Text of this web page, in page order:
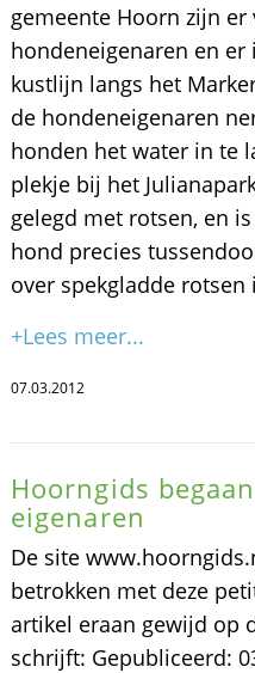
gemeente Hoorn zijn er
hondeneigenaren en er
kustlijn langs het
de hondeneigenaren
honden het water in te
plekje bij het
gelegd met rotsen, en
hond precies
over spekgladde rotsen
+Lees meer...
07.03.2012
Hoorngids
eigenaren
De site
betrokken met deze
artikel eraan gewijd op
schrijft: Gepubliceerd: